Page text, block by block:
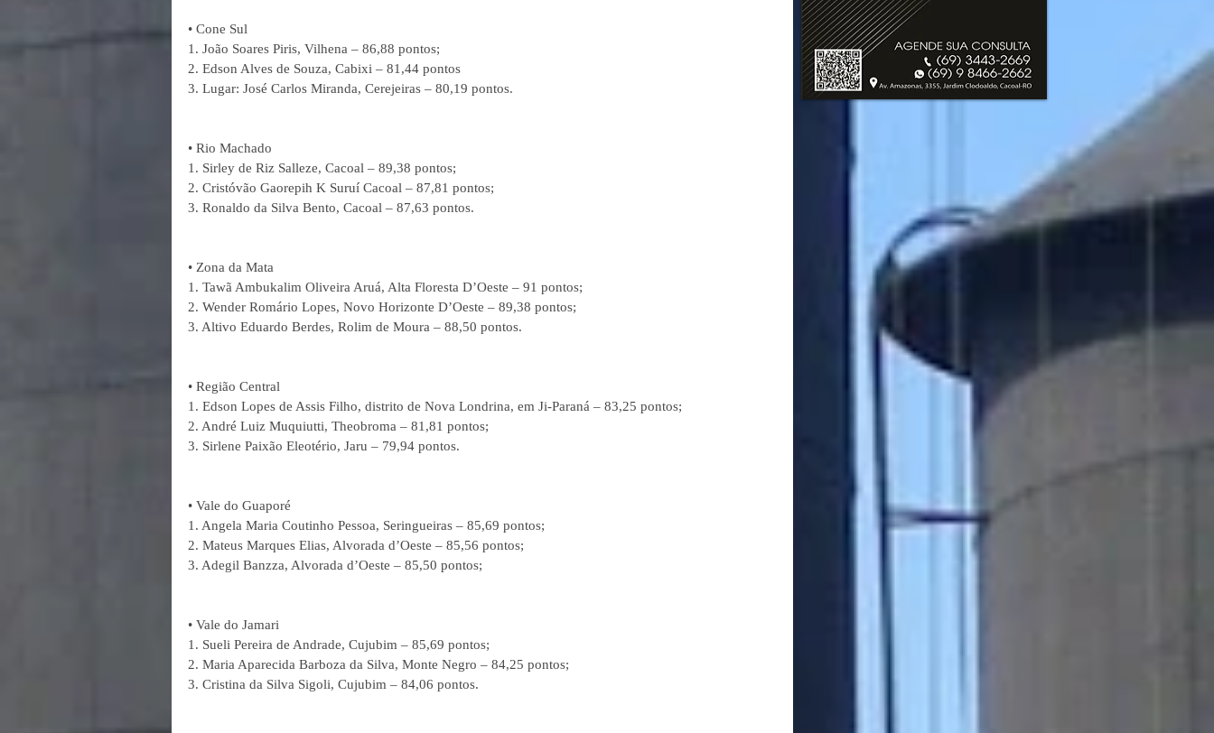
• Cone Sul
1. João Soares Piris, Vilhena – 86,88 pontos;
2. Edson Alves de Souza, Cabixi – 81,44 pontos
3. Lugar: José Carlos Miranda, Cerejeiras – 80,19 pontos.
• Rio Machado
1. Sirley de Riz Salleze, Cacoal – 89,38 pontos;
2. Cristóvão Gaorepih K Suruí Cacoal – 87,81 pontos;
3. Ronaldo da Silva Bento, Cacoal – 87,63 pontos.
• Zona da Mata
1. Tawã Ambukalim Oliveira Aruá, Alta Floresta D’Oeste – 91 pontos;
2. Wender Romário Lopes, Novo Horizonte D’Oeste – 89,38 pontos;
3. Altivo Eduardo Berdes, Rolim de Moura – 88,50 pontos.
• Região Central
1. Edson Lopes de Assis Filho, distrito de Nova Londrina, em Ji-Paraná – 83,25 pontos;
2. André Luiz Muquiutti, Theobroma – 81,81 pontos;
3. Sirlene Paixão Eleotério, Jaru – 79,94 pontos.
• Vale do Guaporé
1. Angela Maria Coutinho Pessoa, Seringueiras – 85,69 pontos;
2. Mateus Marques Elias, Alvorada d’Oeste – 85,56 pontos;
3. Adegil Banzza, Alvorada d’Oeste – 85,50 pontos;
• Vale do Jamari
1. Sueli Pereira de Andrade, Cujubim – 85,69 pontos;
2. Maria Aparecida Barboza da Silva, Monte Negro – 84,25 pontos;
3. Cristina da Silva Sigoli, Cujubim – 84,06 pontos.